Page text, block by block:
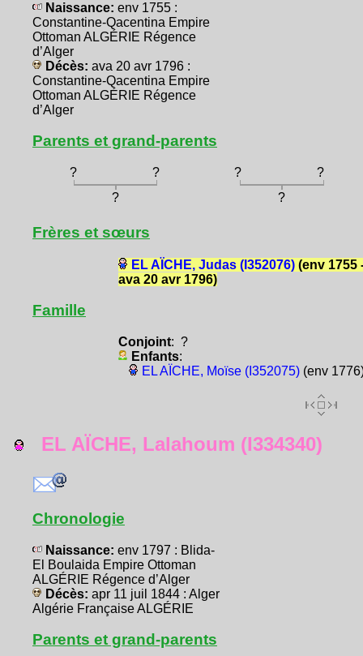
Naissance: env 1755 :
Constantine-Qacentina Empire
Ottoman ALGÉRIE Régence
d’Alger
Décès: ava 20 avr 1796 :
Constantine-Qacentina Empire
Ottoman ALGÉRIE Régence
d’Alger
Parents et grand-parents
? ? ?
?
?
?
Frères et sœurs
EL AÏCHE, Judas (I352076)(env 1755
ava 20 avr 1796)
Famille
Conjoint: ?
Enfants:
EL AÏCHE, Moïse (I352075)(env
EL AÏCHE, Lalahoum (I334340)
Chronologie
Naissance: env 1797 : Blida-
El Boulaida Empire Ottoman
ALGÉRIE Régence d’Alger
Décès: apr 11 juil 1844 : Alger
Algérie Française ALGÉRIE
Parents et grand-parents